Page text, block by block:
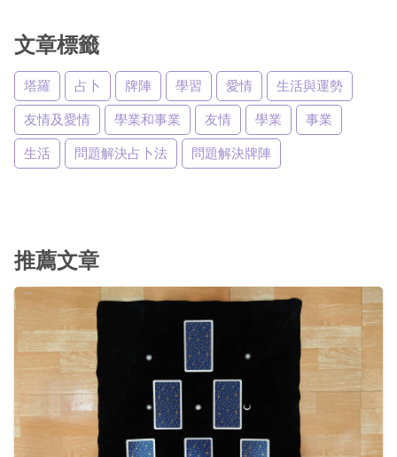
文章標籤
塔羅 占卜 牌陣 學習 愛情
生活與運勢
友情及愛情
學業和事業 友情 學業
事業
生活
問題解決占卜法 問題解決牌陣
推薦文章